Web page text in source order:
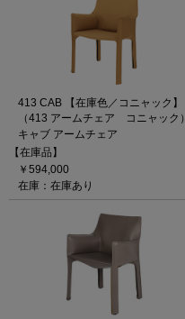
413 CAB 【在庫色／コニャック】
（413 アームチェア コニャック）
キャブ アームチェア
【在庫品】
￥594,000
在庫：在庫あり